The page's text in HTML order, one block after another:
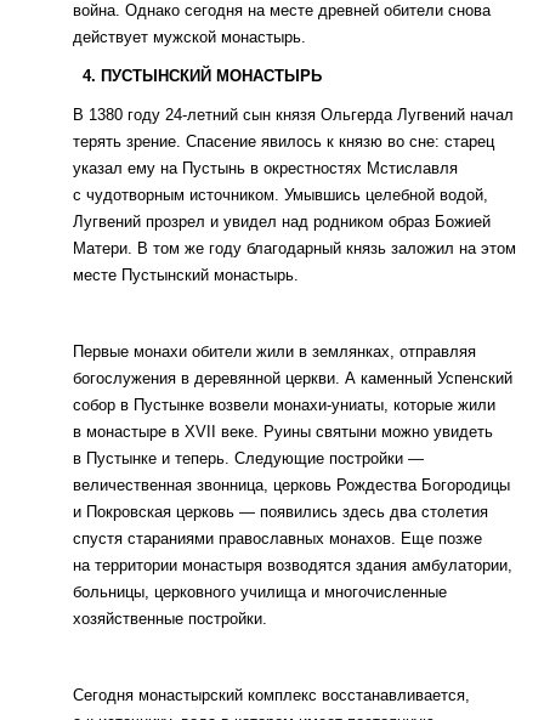
война. Однако сегодня на месте древней обители снова
действует мужской монастырь.
4. ПУСТЫНСКИЙ МОНАСТЫРЬ
В 1380 году 24-летний сын князя Ольгерда Лугвений начал
терять зрение. Спасение явилось к князю во сне: старец
указал ему на Пустынь в окрестностях Мстиславля
с чудотворным источником. Умывшись целебной водой,
Лугвений прозрел и увидел над родником образ Божией
Матери. В том же году благодарный князь заложил на этом
месте Пустынский монастырь.
Первые монахи обители жили в землянках, отправляя
богослужения в деревянной церкви. А каменный Успенский
собор в Пустынке возвели монахи-униаты, которые жили
в монастыре в XVII веке. Руины святыни можно увидеть
в Пустынке и теперь. Следующие постройки —
величественная звонница, церковь Рождества Богородицы
и Покровская церковь — появились здесь два столетия
спустя стараниями православных монахов. Еще позже
на территории монастыря возводятся здания амбулатории,
больницы, церковного училища и многочисленные
хозяйственные постройки.
Сегодня монастырский комплекс восстанавливается,